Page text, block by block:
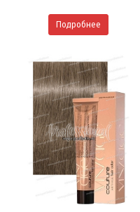
Подробнее